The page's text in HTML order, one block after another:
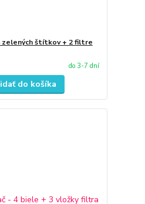
zelených štítkov + 2 filtre
do 3-7 dní
do košíka